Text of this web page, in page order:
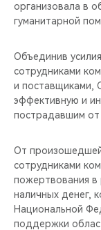
организовала в
гуманитарной
Объединив
сотрудниками
и поставщиками,
эффективную и
пострадавшим от
От произошедшей
сотрудниками
пожертвования в
наличных денег,
Национальной
поддержки